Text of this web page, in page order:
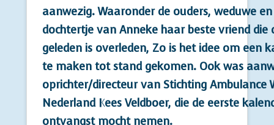
aanwezig. Waaronder de ouders, weduwe en
dochtertje van Anneke haar beste vriend die
geleden is overleden, Zo is het idee om een
te maken tot stand gekomen. Ook was
oprichter/directeur van Stichting Ambulance
Nederland Kees Veldboer, die de eerste
ontvangst mocht nemen.